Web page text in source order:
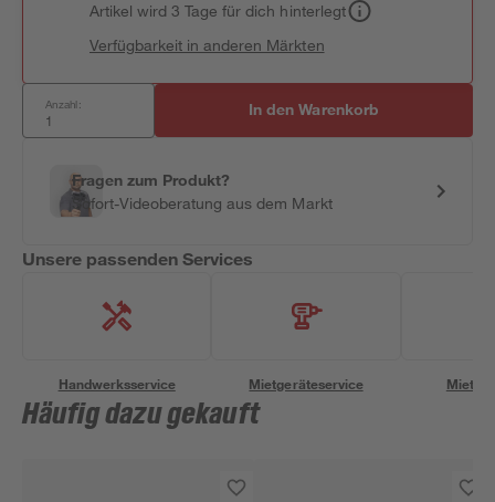
Artikel wird 3 Tage für dich hinterlegt
Verfügbarkeit in anderen Märkten
Anzahl: In den Warenkorb
Fragen zum Produkt?
Sofort-Videoberatung aus dem Markt
Unsere passenden Services
Handwerksservice Mietgeräteservice
Häufig dazu gekauft